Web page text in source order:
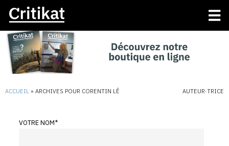
ACCUEIL » ARCHIVES POUR CORENTIN LÊ AUTEUR·TRICE
VOTRE NOM*